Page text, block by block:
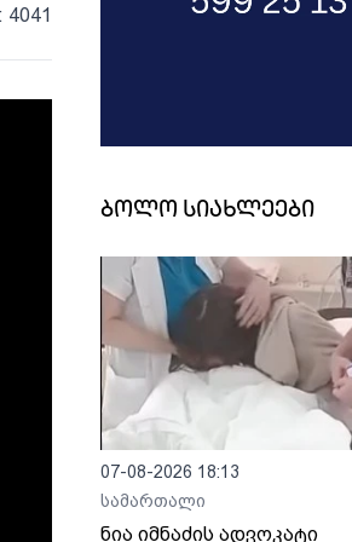
4041
ბოლო სიახლეები
07-08-2026 18:13
სამართალი
ნია იმნაძის ადვოკატი